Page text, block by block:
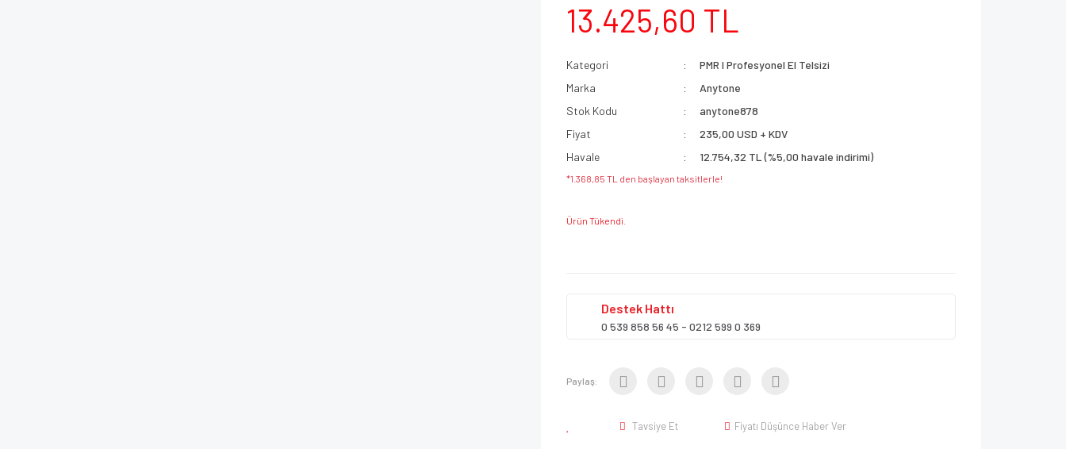
13.425,60 TL
Kategori
PMR I Profesyonel El Telsizi
Marka
Anytone
Stok Kodu
anytone878
Fiyat
235,00 USD + KDV
Havale
12.754,32 TL (%5,00 havale indirimi)
*1.368,85 TL den başlayan taksitlerle!
Ürün Tükendi.
Destek Hattı
0 539 858 56 45 - 0212 599 0 369
Paylaş:
Tavsiye Et Fiyatı Düşünce Haber Ver